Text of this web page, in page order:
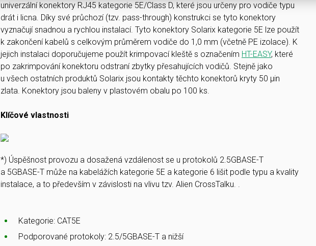
univerzální konektory RJ45 kategorie 5E/Class D, které jsou určeny pro vodiče typu
drát i licna. Díky své průchozí (tzv. pass-through) konstrukci se tyto konektory
vyznačují snadnou a rychlou instalací. Tyto konektory Solarix kategorie 5E lze použít
k zakončení kabelů s celkovým průměrem vodiče do 1,0 mm (včetně PE izolace). K
jejich instalaci doporučujeme použít krimpovací kleště s označením HT-EASY, které
po zakrimpování konektoru odstraní zbytky přesahujících vodičů. Stejně jako
u všech ostatních produktů Solarix jsou kontakty těchto konektorů kryty 50 µin
zlata. Konektory jsou baleny v plastovém obalu po 100 ks.
Klíčové vlastnosti
*) Úspěšnost provozu a dosažená vzdálenost se u protokolů 2.5GBASE-T
a 5GBASE-T může na kabelážích kategorie 5E a kategorie 6 lišit podle typu a kvality
instalace, a to především v závislosti na vlivu tzv. Alien CrossTalku. .
Kategorie: CAT5E
Podporované protokoly: 2.5/5GBASE-T a nižší